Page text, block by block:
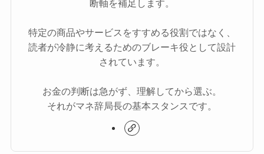
断軸を補足します。
特定の商品やサービスをすすめる役割ではなく、
読者が冷静に考えるためのブレーキ役として設計
されています。
お金の判断は急がず、理解してから選ぶ。
それがマネ辞局長の基本スタンスです。